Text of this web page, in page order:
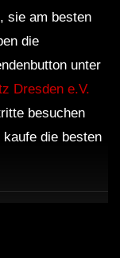
sie am besten
die
unter
Dresden e.V.
besuchen
die besten